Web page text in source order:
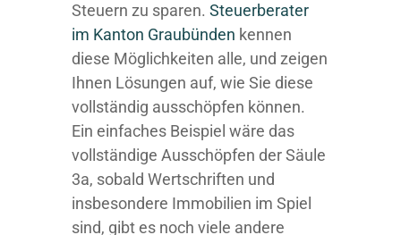
Steuern zu sparen. Steuerberater
im K anton Graubünden kennen
diese Möglichkeiten alle, und zeigen
Ihnen Lösungen auf, wie Sie diese
vollständig ausschöpfen können.
Ein einfaches Beispiel wäre das
vollständige Ausschöpfen der Säule
3a, sobald Wertschriften und
insbesondere Immobilien im Spiel
sind, gibt es noch viele andere